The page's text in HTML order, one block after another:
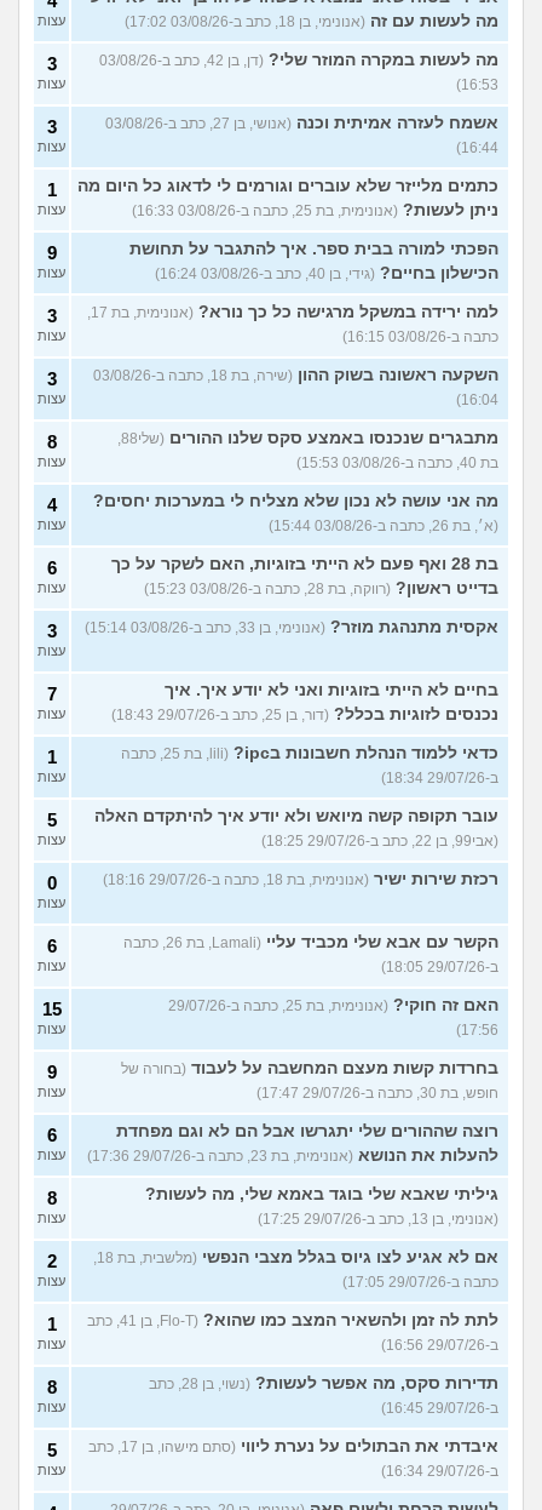
מה לעשות עם זה (אנונימי, בן 18, כתב ב-03/08/26 17:02) עצות
מה לעשות במקרה המוזר שלי?
(דן, בן 42, כתב ב-03/08/26
16:53)
3
עצות
אשמח לעזרה אמיתית וכנה
(אנושי, בן 27, כתב ב-03/08/26
16:44)
3
עצות
כתמים מלייזר שלא עוברים וגורמים לי לדאוג כל היום מה
ניתן לעשות? (אנונימית, בת 25, כתבה ב-03/08/26 16:33)
1
עצות
הפכתי למורה בבית ספר. איך להתגבר על תחושת
הכישלון בחיים? (גידי, בן 40, כתב ב-03/08/26 16:24)
9
עצות
למה ירידה במשקל מרגישה כל כך נורא?
(אנונימית, בת 17,
כתבה ב-03/08/26 16:15)
3
עצות
השקעה ראשונה בשוק ההון
(שירה, בת 18, כתבה ב-03/08/26
16:04)
3
עצות
מתבגרים שנכנסו באמצע סקס שלנו ההורים
(שלי88,
בת 40, כתבה ב-03/08/26 15:53)
8
עצות
מה אני עושה לא נכון שלא מצליח לי במערכות יחסים?
(א׳, בת 26, כתבה ב-03/08/26 15:44)
4
עצות
בת 28 ואף פעם לא הייתי בזוגיות, האם לשקר על כך
בדייט ראשון? (רווקה, בת 28, כתבה ב-03/08/26 15:23)
6
עצות
אקסית מתנהגת מוזר? (אנונימי, בן 33, כתב ב-03/08/26 15:14) 3
עצות
בחיים לא הייתי בזוגיות ואני לא יודע איך. איך
נכנסים לזוגיות בכלל? (דור, בן 25, כתב ב-29/07/26 18:43)
7
עצות
כדאי ללמוד הנהלת חשבונות בipc?
(lili, בת 25, כתבה
ב-29/07/26 18:34)
1
עצות
עובר תקופה קשה מיואש ולא יודע איך להיתקדם האלה
(אבי99, בן 22, כתב ב-29/07/26 18:25)
5
עצות
רכזת שירות ישיר (אנונימית, בת 18, כתבה ב-29/07/26 18:16) 0
עצות
הקשר עם אבא שלי מכביד עליי
(Lamali, בת 26, כתבה
ב-29/07/26 18:05)
6
עצות
האם זה חוקי?
(אנונימית, בת 25, כתבה ב-29/07/26
17:56)
15
עצות
בחרדות קשות מעצם המחשבה על לעבוד (בחורה של
חופש, בת 30, כתבה ב-29/07/26 17:47)
9
עצות
רוצה שההורים שלי יתגרשו אבל הם לא וגם מפחדת
להעלות את הנושא (אנונימית, בת 23, כתבה ב-29/07/26 17:36)
6
עצות
גיליתי שאבא שלי בוגד באמא שלי, מה לעשות?
(אנונימי, בן 13, כתב ב-29/07/26 17:25)
8
עצות
אם לא אגיע לצו גיוס בגלל מצבי הנפשי
(מלשבית, בת 18,
כתבה ב-29/07/26 17:05)
2
עצות
לתת לה זמן ולהשאיר המצב כמו שהוא?
(Flo-T, בן 41, כתב
ב-29/07/26 16:56)
1
עצות
תדירות סקס, מה אפשר לעשות?
(נשוי, בן 28, כתב
ב-29/07/26 16:45)
8
עצות
איבדתי את הבתולים על נערת ליווי
(סתם מישהו, בן 17, כתב
ב-29/07/26 16:34)
5
עצות